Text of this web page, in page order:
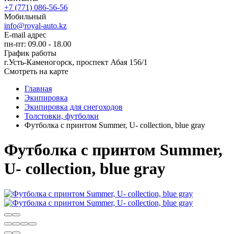
+7 (771) 086-56-56
Мобильный
info@royal-auto.kz
E-mail адрес
пн-пт: 09.00 - 18.00
График работы
г.Усть-Каменогорск, проспект Абая 156/1
Смотреть на карте
Главная
Экипировка
Экипировка для снегоходов
Толстовки, футболки
Футболка с принтом Summer, U- collection, blue gray
Футболка с принтом Summer,
U- collection, blue gray